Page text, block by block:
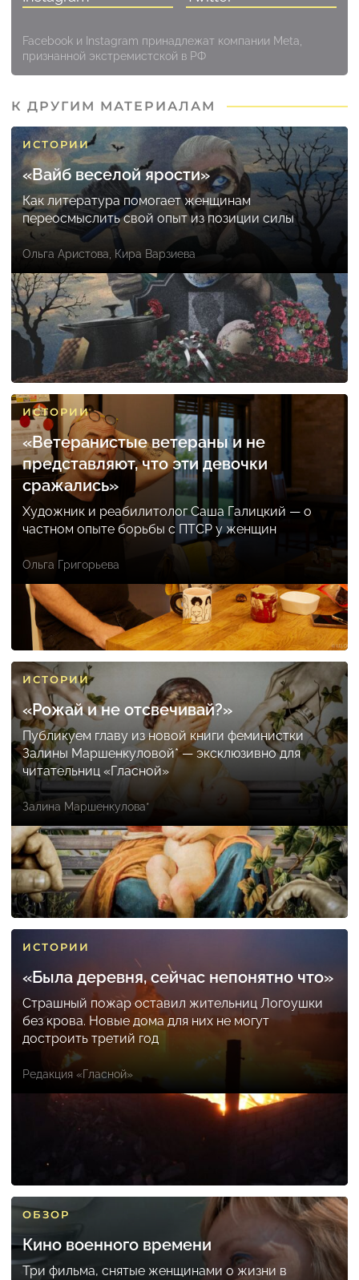
Facebook и Instagram принадлежат компании Meta,
признанной экстремистской в РФ
К ДРУГИМ МАТЕРИАЛАМ
ИСТОРИИ
«Вайб веселой ярости»
Как литература помогает женщинам
переосмыслить свой опыт из позиции силы
Ольга Аристова, Кира Варзиева
ИСТОРИИ
«Ветеранистые ветераны и не
представляют, что эти девочки
сражались»
Художник и реабилитолог Саша Галицкий — о
частном опыте борьбы с ПТСР у женщин
Ольга Григорьева
ИСТОРИИ
«Рожай и не отсвечивай?»
Публикуем главу из новой книги феминистки
Залины Маршенкуловой* — эксклюзивно для
читательниц «Гласной»
Залина Маршенкулова*
ИСТОРИИ
«Была деревня, сейчас непонятно что»
Страшный пожар оставил жительниц Логоушки
без крова. Новые дома для них не могут
достроить третий год
Редакция «Гласной»
ОБЗОР
Кино военного времени
Три фильма, снятые женщинами о жизни в